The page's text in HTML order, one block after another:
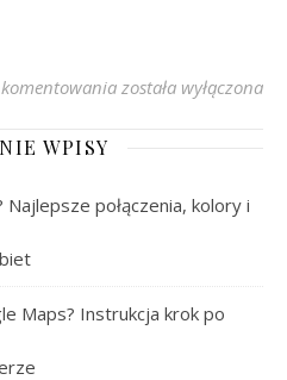
Rankingi Dinamo
została wyłączona
WPISY
połączenia, kolory i
Maps? Instrukcja krok po